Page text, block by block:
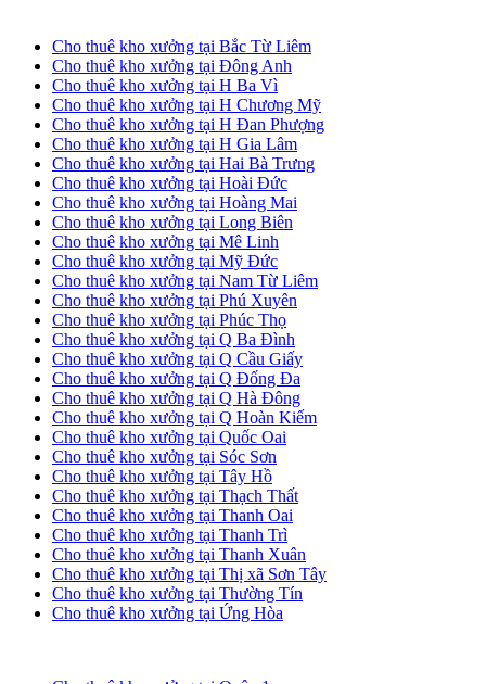
Cho thuê kho xưởng tại Bắc Từ Liêm
Cho thuê kho xưởng tại Đông Anh
Cho thuê kho xưởng tại H Ba Vì
Cho thuê kho xưởng tại H Chương Mỹ
Cho thuê kho xưởng tại H Đan Phượng
Cho thuê kho xưởng tại H Gia Lâm
Cho thuê kho xưởng tại Hai Bà Trưng
Cho thuê kho xưởng tại Hoài Đức
Cho thuê kho xưởng tại Hoàng Mai
Cho thuê kho xưởng tại Long Biên
Cho thuê kho xưởng tại Mê Linh
Cho thuê kho xưởng tại Mỹ Đức
Cho thuê kho xưởng tại Nam Từ Liêm
Cho thuê kho xưởng tại Phú Xuyên
Cho thuê kho xưởng tại Phúc Thọ
Cho thuê kho xưởng tại Q Ba Đình
Cho thuê kho xưởng tại Q Cầu Giấy
Cho thuê kho xưởng tại Q Đống Đa
Cho thuê kho xưởng tại Q Hà Đông
Cho thuê kho xưởng tại Q Hoàn Kiếm
Cho thuê kho xưởng tại Quốc Oai
Cho thuê kho xưởng tại Sóc Sơn
Cho thuê kho xưởng tại Tây Hồ
Cho thuê kho xưởng tại Thạch Thất
Cho thuê kho xưởng tại Thanh Oai
Cho thuê kho xưởng tại Thanh Trì
Cho thuê kho xưởng tại Thanh Xuân
Cho thuê kho xưởng tại Thị xã Sơn Tây
Cho thuê kho xưởng tại Thường Tín
Cho thuê kho xưởng tại Ứng Hòa